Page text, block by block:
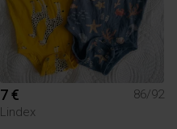
7 €
86/92
Lindex